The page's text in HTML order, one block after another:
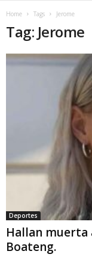
Home Tags Jerome
Tag: Jerome
Deportes
Hallan muerta
Boateng.